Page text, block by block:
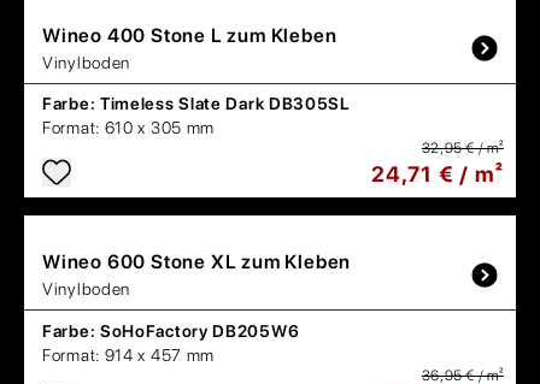
Wineo 400 Stone L zum Kleben
Vinylboden
Farbe: Timeless Slate Dark DB305SL
Format: 610 x 305 mm
32,95 € / m²
24,71 € / m²
Wineo 600 Stone XL zum Kleben
Vinylboden
Farbe: SoHoFactory DB205W6
Format: 914 x 457 mm
36,95 € / m²